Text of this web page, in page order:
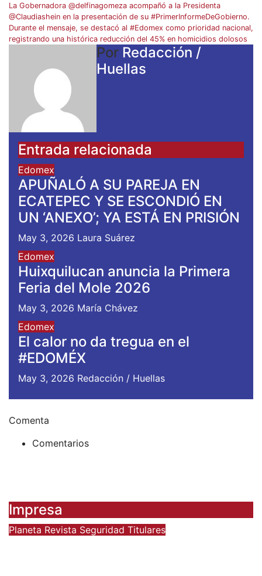
La Gobernadora @delfinagomeza acompañó a la Presidenta
@Claudiashein en la presentación de su #PrimerInformeDeGobierno.
Durante el mensaje, se destacó al #Edomex como prioridad nacional,
registrando una histórica reducción del 45% en homicidios dolosos
Por Redacción /
Huellas
Entrada relacionada
Edomex
APUÑALÓ A SU PAREJA EN
ECATEPEC Y SE ESCONDIÓ EN
UN ‘ANEXO’; YA ESTÁ EN PRISIÓN
May 3, 2026 Laura Suárez
Edomex
Huixquilucan anuncia la Primera
Feria del Mole 2026
May 3, 2026 María Chávez
Edomex
El calor no da tregua en el
#EDOMÉX
May 3, 2026 Redacción / Huellas
Comenta
Comentarios
Impresa
Planeta Revista Seguridad Titulares